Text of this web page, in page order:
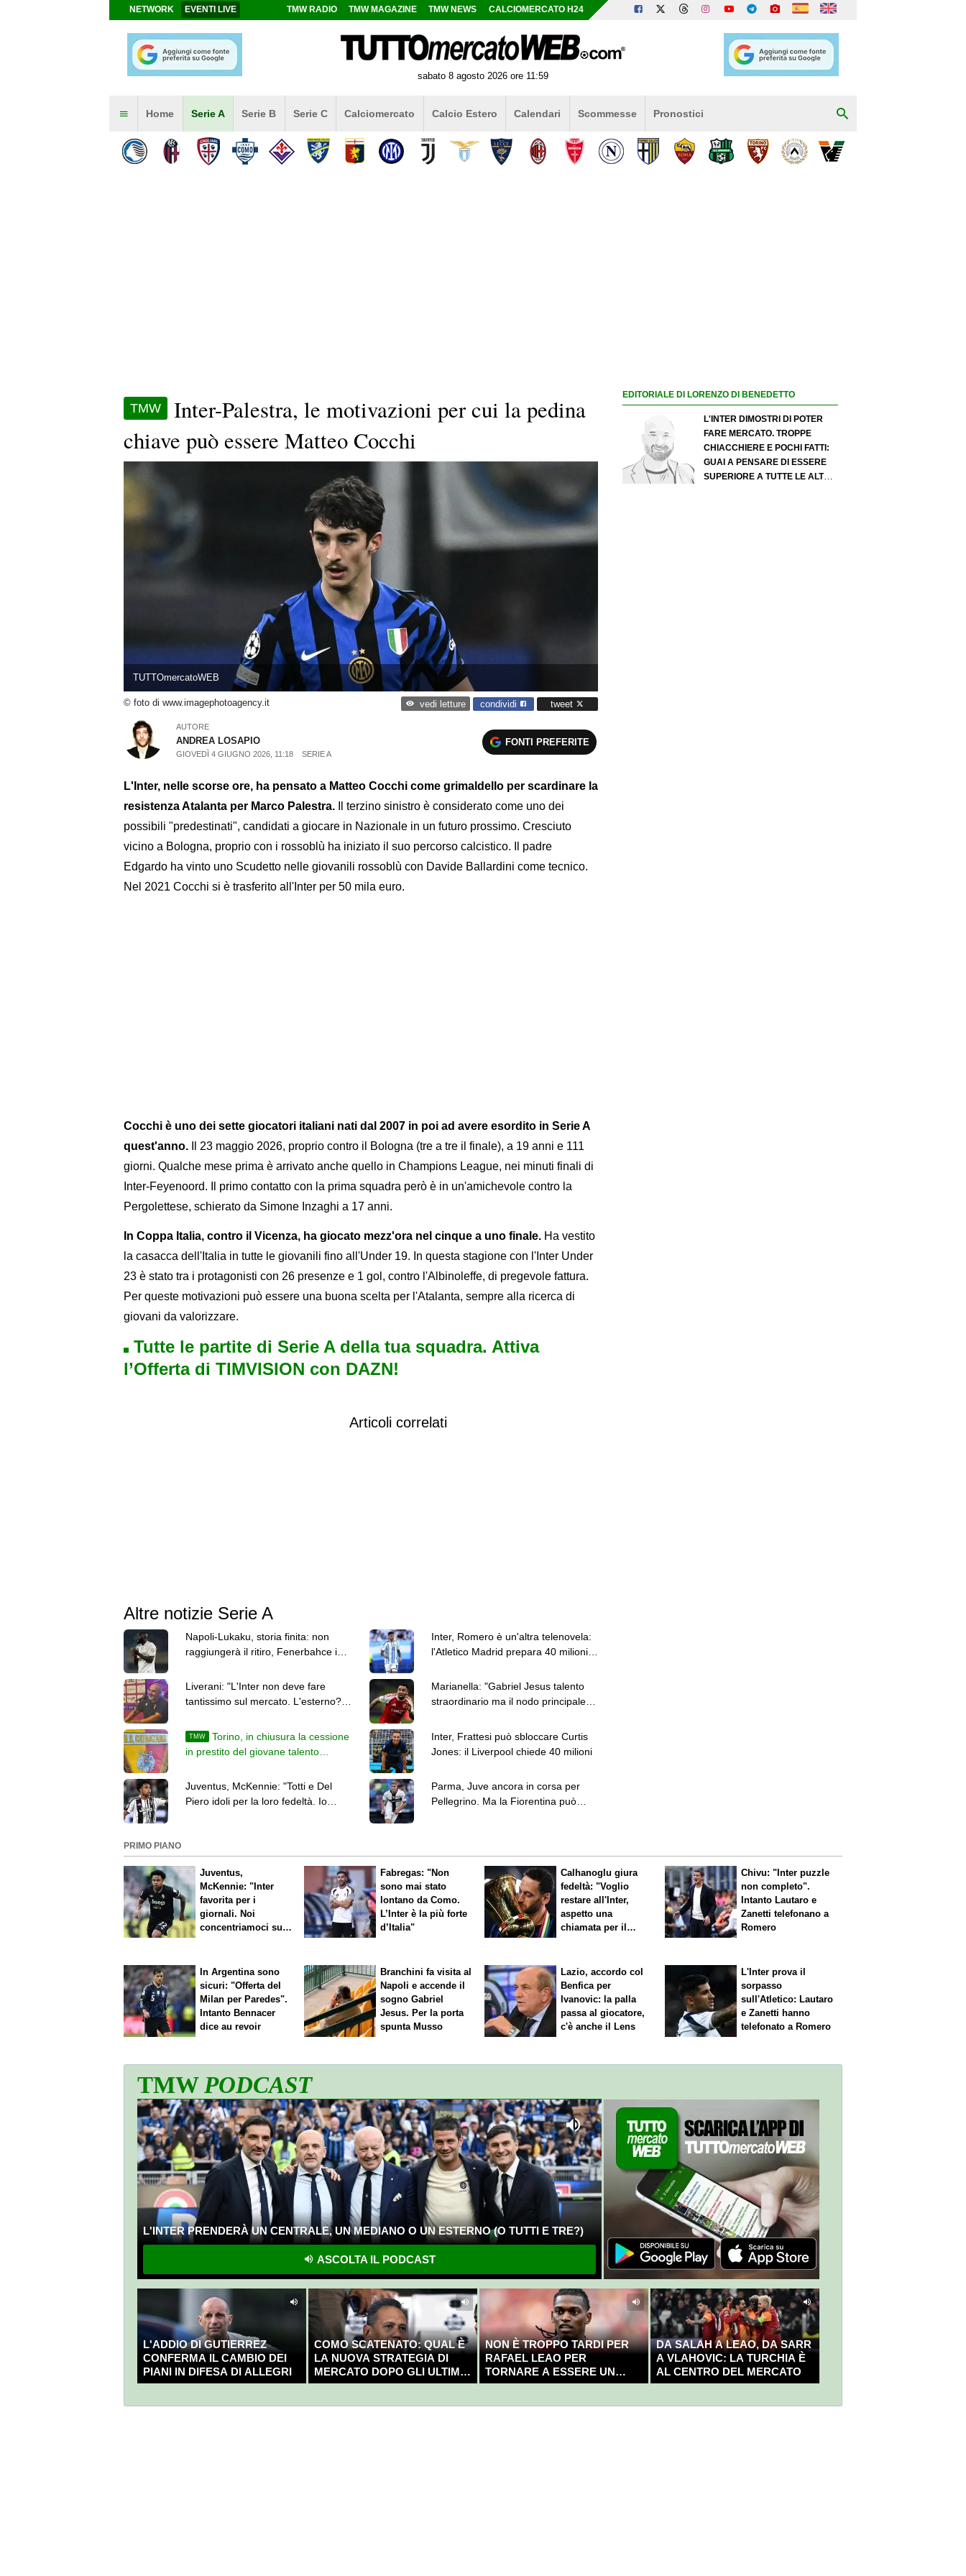
NETWORK EVENTI LIVE TMW RADIO TMW MAGAZINE TMW NEWS CALCIOMERCATO H24
sabato 8 agosto 2026 ore 11:59
Home Serie A Serie B Serie C Calciomercato Calcio Estero Calendari Scommesse Pronostici
TMW
Inter-Palestra, le motivazioni per cui la pedina
chiave può essere Matteo Cocchi
TUTTOmercatoWEB
© foto di www.imagephotoagency.it vedi letture condividi tweet
AUTORE
ANDREA LOSAPIO
GIOVEDÌ 4 GIUGNO 2026, 11:18 SERIE A
FONTI PREFERITE
L'Inter, nelle scorse ore, ha pensato a Matteo Cocchi come grimaldello per scardinare la
resistenza Atalanta per Marco Palestra. Il terzino sinistro è considerato come uno dei
possibili "predestinati", candidati a giocare in Nazionale in un futuro prossimo. Cresciuto
vicino a Bologna, proprio con i rossoblù ha iniziato il suo percorso calcistico. Il padre
Edgardo ha vinto uno Scudetto nelle giovanili rossoblù con Davide Ballardini come tecnico.
Nel 2021 Cocchi si è trasferito all'Inter per 50 mila euro.
Cocchi è uno dei sette giocatori italiani nati dal 2007 in poi ad avere esordito in Serie A
quest'anno. Il 23 maggio 2026, proprio contro il Bologna (tre a tre il finale), a 19 anni e 111
giorni. Qualche mese prima è arrivato anche quello in Champions League, nei minuti finali di
Inter-Feyenoord. Il primo contatto con la prima squadra però è in un'amichevole contro la
Pergolettese, schierato da Simone Inzaghi a 17 anni.
In Coppa Italia, contro il Vicenza, ha giocato mezz'ora nel cinque a uno finale. Ha vestito
la casacca dell'Italia in tutte le giovanili fino all'Under 19. In questa stagione con l'Inter Under
23 è stato tra i protagonisti con 26 presenze e 1 gol, contro l'Albinoleffe, di pregevole fattura.
Per queste motivazioni può essere una buona scelta per l'Atalanta, sempre alla ricerca di
giovani da valorizzare.
Tutte le partite di Serie A della tua squadra. Attiva
l’Offerta di TIMVISION con DAZN!
Articoli correlati
Altre notizie Serie A
Napoli-Lukaku, storia finita: non
raggiungerà il ritiro, Fenerbahce in
Inter, Romero è un'altra telenovela:
l'Atletico Madrid prepara 40 milioni
Liverani: "L'Inter non deve fare
tantissimo sul mercato. L'esterno?
Marianella: "Gabriel Jesus talento
straordinario ma il nodo principale è
TMW
Torino, in chiusura la cessione
in prestito del giovane talento
Inter, Frattesi può sbloccare Curtis
Jones: il Liverpool chiede 40 milioni
Juventus, McKennie: "Totti e Del
Piero idoli per la loro fedeltà. Io
Parma, Juve ancora in corsa per
Pellegrino. Ma la Fiorentina può
EDITORIALE DI LORENZO DI BENEDETTO
L'INTER DIMOSTRI DI POTER
FARE MERCATO. TROPPE
CHIACCHIERE E POCHI FATTI:
GUAI A PENSARE DI ESSERE
SUPERIORE A TUTTE LE ALTRE
PRIMO PIANO
Juventus,
McKennie: "Inter
favorita per i
giornali. Noi
concentriamoci sul
Fabregas: "Non
sono mai stato
lontano da Como.
L’Inter è la più forte
d’Italia"
Calhanoglu giura
fedeltà: "Voglio
restare all'Inter,
aspetto una
chiamata per il
Chivu: "Inter puzzle
non completo".
Intanto Lautaro e
Zanetti telefonano a
Romero
In Argentina sono
sicuri: "Offerta del
Milan per Paredes".
Intanto Bennacer
diceau revoir
Branchini fa visita al
Napoli e accende il
sogno Gabriel
Jesus. Per la porta
spunta Musso
Lazio, accordo col
Benfica per
Ivanovic: la palla
passa al giocatore,
c'è anche il Lens
L'Inter prova il
sorpasso
sull'Atletico: Lautaro
e Zanetti hanno
telefonato a Romero
TMWPODCAST
L'INTER PRENDERÀ UN CENTRALE, UN MEDIANO O UN ESTERNO (O TUTTI E TRE?)
ASCOLTA IL PODCAST
L'ADDIO DI GUTIERREZ
CONFERMA IL CAMBIO DEI
PIANI IN DIFESA DI ALLEGRI
COMO SCATENATO: QUAL È
LA NUOVA STRATEGIA DI
MERCATO DOPO GLI ULTIMI
COLPI?
NON È TROPPO TARDI PER
RAFAEL LEAO PER
TORNARE A ESSERE UN
CAMPIONE
DA SALAH A LEAO, DA SARR
A VLAHOVIC: LA TURCHIA È
AL CENTRO DEL MERCATO